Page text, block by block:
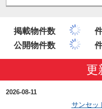
掲載物件数
公開物件数
更
2026-08-11
サンセッ